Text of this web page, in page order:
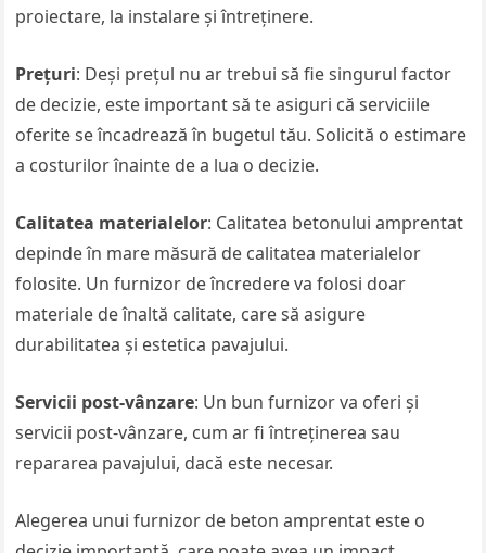
proiectare, la instalare și întreținere.
Prețuri: Deși prețul nu ar trebui să fie singurul factor
de decizie, este important să te asiguri că serviciile
oferite se încadrează în bugetul tău. Solicită o estimare
a costurilor înainte de a lua o decizie.
Calitatea materialelor: Calitatea betonului amprentat
depinde în mare măsură de calitatea materialelor
folosite. Un furnizor de încredere va folosi doar
materiale de înaltă calitate, care să asigure
durabilitatea și estetica pavajului.
Servicii post-vânzare: Un bun furnizor va oferi și
servicii post-vânzare, cum ar fi întreținerea sau
repararea pavajului, dacă este necesar.
Alegerea unui furnizor de beton amprentat este o